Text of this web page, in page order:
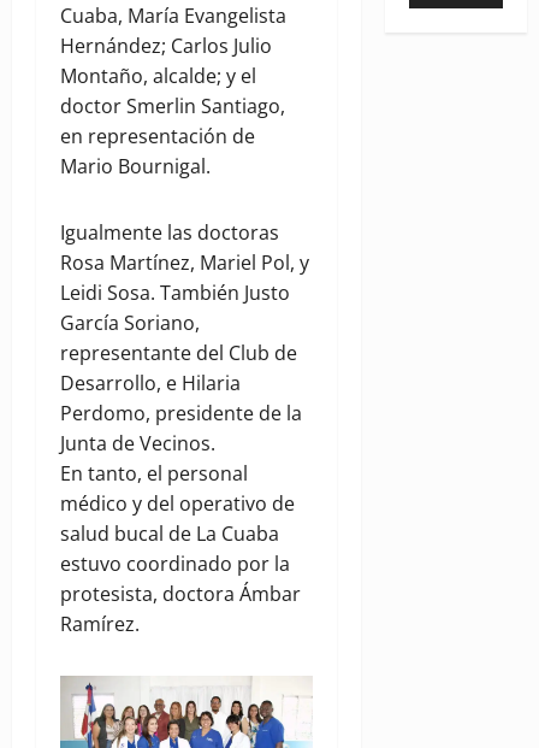
Cuaba, María Evangelista
Hernández; Carlos Julio
Montaño, alcalde; y el
doctor Smerlin Santiago,
en representación de
Mario Bournigal.
Igualmente las doctoras
Rosa Martínez, Mariel Pol, y
Leidi Sosa. También Justo
García Soriano,
representante del Club de
Desarrollo, e Hilaria
Perdomo, presidente de la
Junta de Vecinos.
En tanto, el personal
médico y del operativo de
salud bucal de La Cuaba
estuvo coordinado por la
protesista, doctora Ámbar
Ramírez.